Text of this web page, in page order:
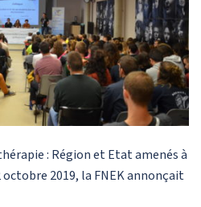
: Région et Etat amenés à
2019, la FNEK annonçait